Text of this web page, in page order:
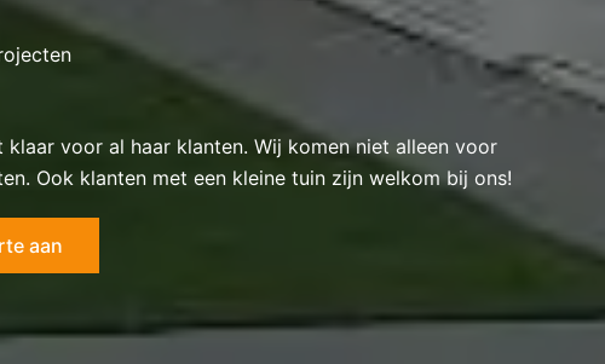
klaar voor al haar klanten. Wij komen niet alleen voor
Ook klanten met een kleine tuin zijn welkom bij ons!
aan